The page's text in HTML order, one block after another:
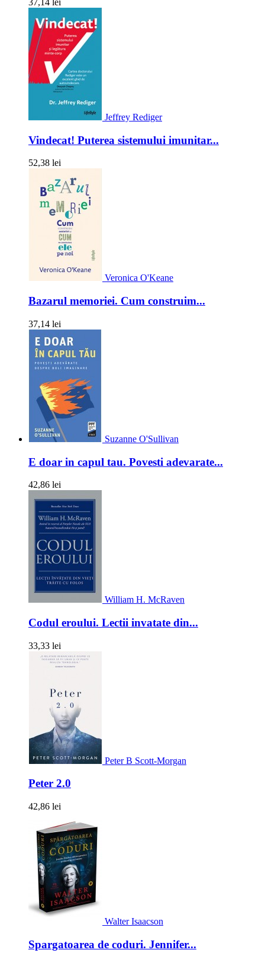
37,14 lei
Jeffrey Rediger
Vindecat! Puterea sistemului imunitar...
52,38 lei
Veronica O'Keane
Bazarul memoriei. Cum construim...
37,14 lei
Suzanne O'Sullivan
E doar in capul tau. Povesti adevarate...
42,86 lei
William H. McRaven
Codul eroului. Lectii invatate din...
33,33 lei
Peter B Scott-Morgan
Peter 2.0
42,86 lei
Walter Isaacson
Spargatoarea de coduri. Jennifer...